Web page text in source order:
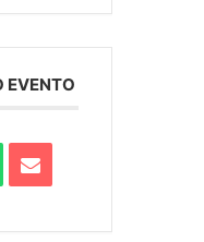
EVENTO